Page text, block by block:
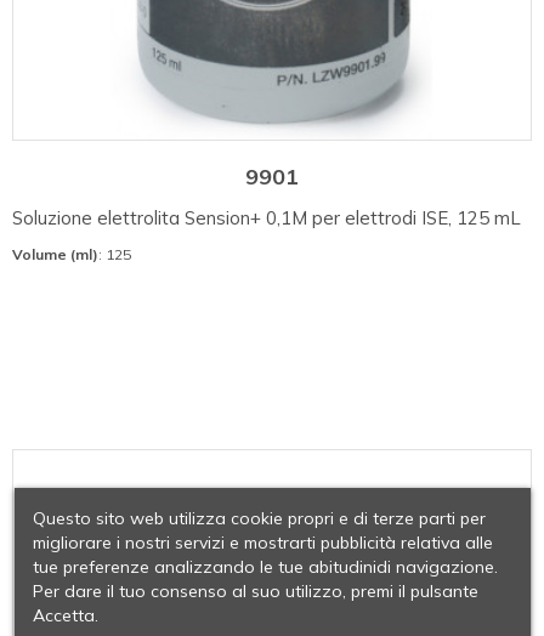
9901
Soluzione elettrolita Sension+ 0,1M per elettrodi ISE, 125 mL
Volume (ml): 125
Questo sito web utilizza cookie propri e di terze parti per
migliorare i nostri servizi e mostrarti pubblicità relativa alle
tue preferenze analizzando le tue abitudinidi navigazione.
Per dare il tuo consenso al suo utilizzo, premi il pulsante
Accetta.